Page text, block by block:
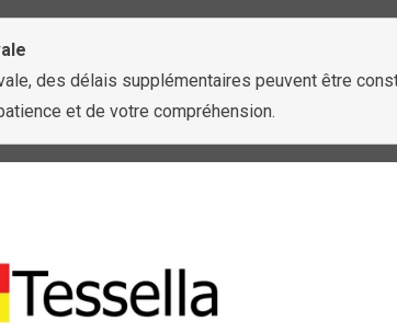
des délais supplémentaires peuvent être
et de votre compréhension.